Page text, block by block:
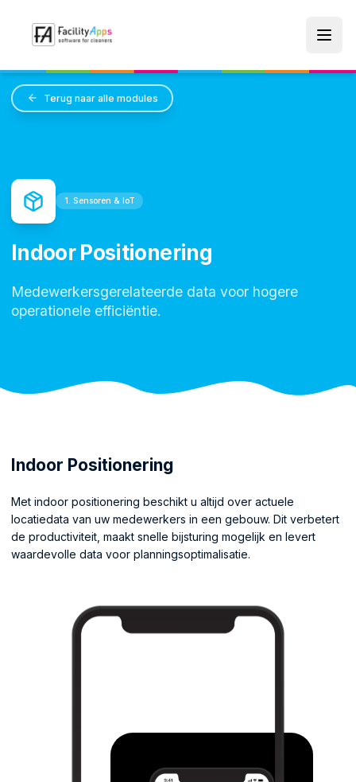
Terug naar alle modules
1. Sensoren & IoT
Indoor Positionering
Medewerkersgerelateerde data voor hogere
operationele efficiëntie.
Indoor Positionering
Met indoor positionering beschikt u altijd over actuele
locatiedata van uw medewerkers in een gebouw. Dit verbetert
de productiviteit, maakt snelle bijsturing mogelijk en levert
waardevolle data voor planningsoptimalisatie.